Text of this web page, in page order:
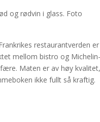
restaurantverden
mellom bistro og
Maten er av høy
ikke fullt så kraftig.